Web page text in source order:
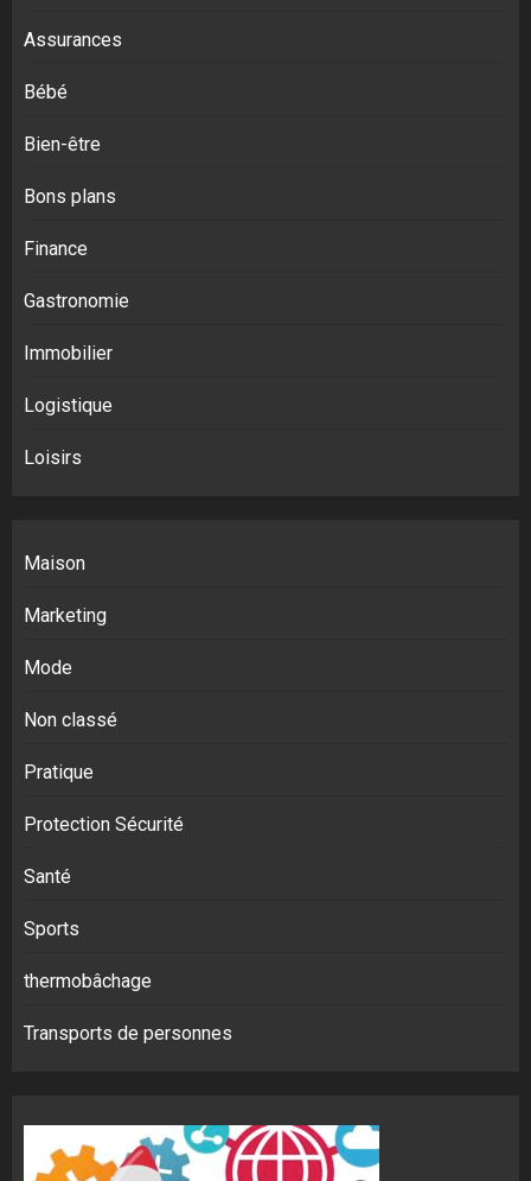
Assurances
Bébé
Bien-être
Bons plans
Finance
Gastronomie
Immobilier
Logistique
Loisirs
Maison
Marketing
Mode
Non classé
Pratique
Protection Sécurité
Santé
Sports
thermobâchage
Transports de personnes